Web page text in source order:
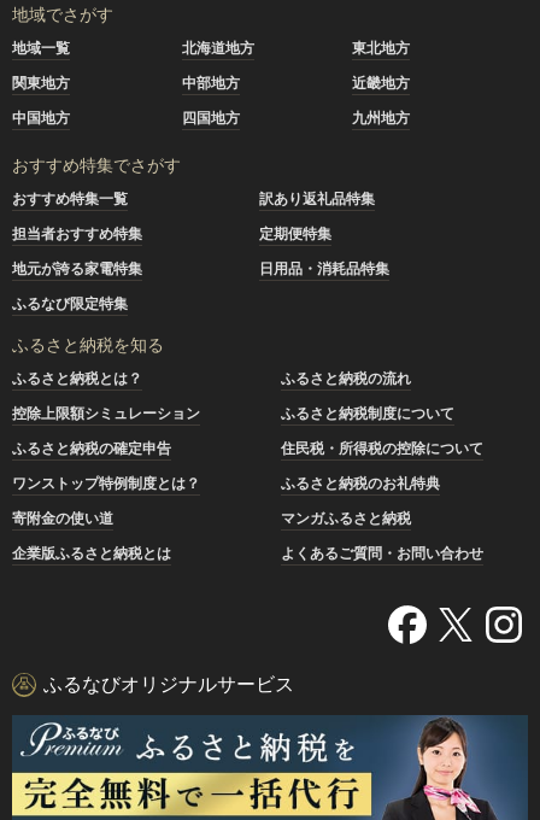
地域でさがす
地域一覧 北海道地方
東北地方
関東地方
中部地方
近畿地方
中国地方
四国地方 九州地方
おすすめ特集でさがす
おすすめ特集一覧
訳あり返礼品特集
担当者おすすめ特集
定期便特集
地元が誇る家電特集
日用品・消耗品特集
ふるなび限定特集
ふるさと納税を知る
ふるさと納税とは？
ふるさと納税の流れ
控除上限額シミュレーション
ふるさと納税制度について
ふるさと納税の確定申告
住民税・所得税の控除について
ワンストップ特例制度とは？
ふるさと納税のお礼特典
寄附金の使い道
マンガふるさと納税
企業版ふるさと納税とは
よくあるご質問・お問い合わせ
ふるなびオリジナルサービス